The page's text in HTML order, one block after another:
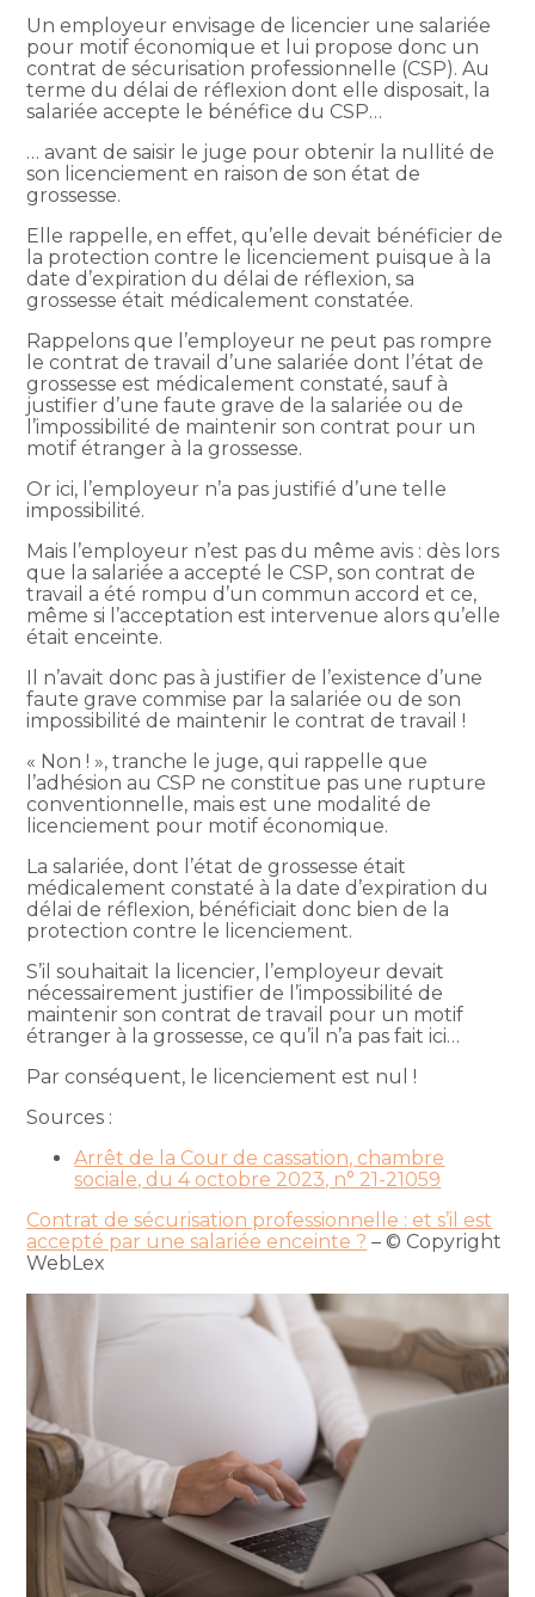
Un employeur envisage de licencier une salariée
pour motif économique et lui propose donc un
contrat de sécurisation professionnelle (CSP). Au
terme du délai de réflexion dont elle disposait, la
salariée accepte le bénéfice du CSP…
… avant de saisir le juge pour obtenir la nullité de
son licenciement en raison de son état de
grossesse.
Elle rappelle, en effet, qu’elle devait bénéficier de
la protection contre le licenciement puisque à la
date d’expiration du délai de réflexion, sa
grossesse était médicalement constatée.
Rappelons que l’employeur ne peut pas rompre
le contrat de travail d’une salariée dont l’état de
grossesse est médicalement constaté, sauf à
justifier d’une faute grave de la salariée ou de
l’impossibilité de maintenir son contrat pour un
motif étranger à la grossesse.
Or ici, l’employeur n’a pas justifié d’une telle
impossibilité.
Mais l’employeur n’est pas du même avis : dès lors
que la salariée a accepté le CSP, son contrat de
travail a été rompu d’un commun accord et ce,
même si l’acceptation est intervenue alors qu’elle
était enceinte.
Il n’avait donc pas à justifier de l’existence d’une
faute grave commise par la salariée ou de son
impossibilité de maintenir le contrat de travail !
« Non ! », tranche le juge, qui rappelle que
l’adhésion au CSP ne constitue pas une rupture
conventionnelle, mais est une modalité de
licenciement pour motif économique.
La salariée, dont l’état de grossesse était
médicalement constaté à la date d’expiration du
délai de réflexion, bénéficiait donc bien de la
protection contre le licenciement.
S’il souhaitait la licencier, l’employeur devait
nécessairement justifier de l’impossibilité de
maintenir son contrat de travail pour un motif
étranger à la grossesse, ce qu’il n’a pas fait ici…
Par conséquent, le licenciement est nul !
Sources :
Arrêt de la Cour de cassation, chambre
sociale, du 4 octobre 2023, n° 21-21059
Contrat de sécurisation professionnelle : et s’il est
accepté par une salariée enceinte ? – © Copyright
WebLex